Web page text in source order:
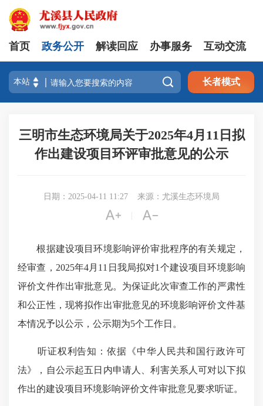
首页 政务公开 解读回应 办事服务 互动交流
 长者模式
三明市生态环境局关于2025年4月11日拟
作出建设项目环评审批意见的公示
日期：2025-04-11 11:27 来源：尤溪生态环境局
 
根据建设项目环境影响评价审批程序的有关规定，
经审查，2025年4月11日我局拟对1个建设项目环境影响
评价文件作出审批意见。为保证此次审查工作的严肃性
和公正性，现将拟作出审批意见的环境影响评价文件基
本情况予以公示，公示期为5个工作日。
听证权利告知：依据《中华人民共和国行政许可
法》，自公示起五日内申请人、利害关系人可对以下拟
作出的建设项目环境影响评价文件审批意见要求听证。